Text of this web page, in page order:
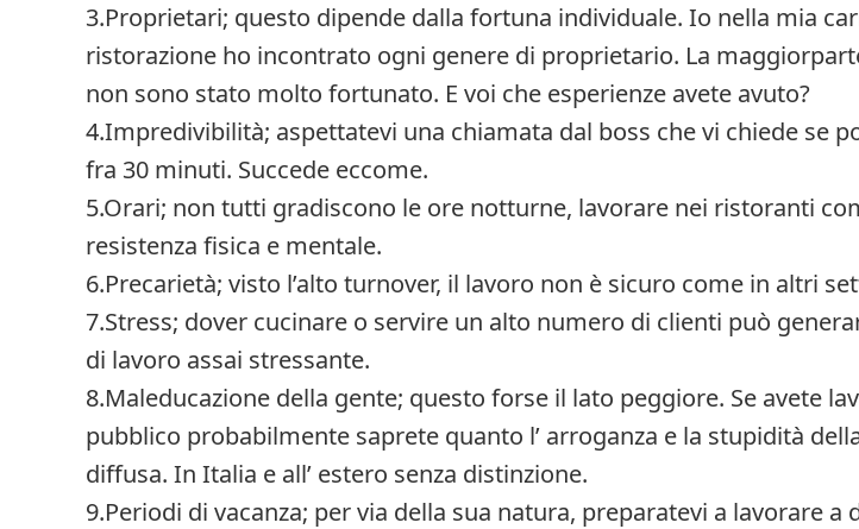
3.Proprietari; questo dipende dalla fortuna individuale. Io nella mia
ristorazione ho incontrato ogni genere di proprietario. La
non sono stato molto fortunato. E voi che esperienze avete avuto?
4.Impredivibilità; aspettatevi una chiamata dal boss che vi chiede se
fra 30 minuti. Succede eccome.
5.Orari; non tutti gradiscono le ore notturne, lavorare nei ristoranti
resistenza fisica e mentale.
6.Precarietà; visto l’alto turnover, il lavoro non è sicuro come in altri
7.Stress; dover cucinare o servire un alto numero di clienti può
di lavoro assai stressante.
8.Maleducazione della gente; questo forse il lato peggiore. Se avete
pubblico probabilmente saprete quanto l’ arroganza e la stupidità
diffusa. In Italia e all’ estero senza distinzione.
9.Periodi di vacanza; per via della sua natura, preparatevi a lavorare a